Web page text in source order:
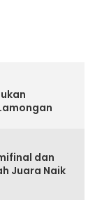
dan
Juara Naik